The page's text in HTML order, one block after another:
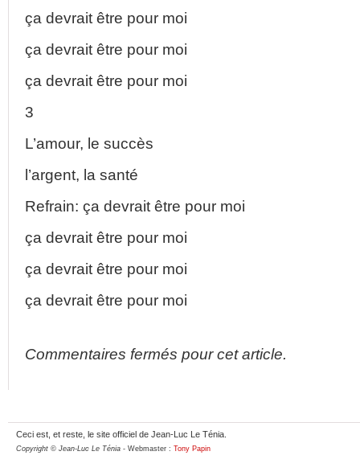
ça devrait être pour moi
ça devrait être pour moi
ça devrait être pour moi
3
L’amour, le succès
l’argent, la santé
Refrain: ça devrait être pour moi
ça devrait être pour moi
ça devrait être pour moi
ça devrait être pour moi
Commentaires fermés pour cet article.
Ceci est, et reste, le site officiel de Jean-Luc Le Ténia.
Copyright © Jean-Luc Le Ténia - Webmaster : Tony Papin